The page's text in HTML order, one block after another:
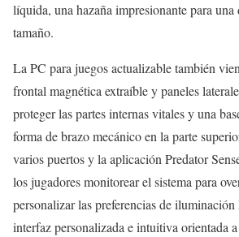
líquida, una hazaña impresionante para una
tamaño.
La PC para juegos actualizable también
frontal magnética extraíble y paneles
proteger las partes internas vitales y una
forma de brazo mecánico en la parte
varios puertos y la aplicación Predator
los jugadores monitorear el sistema para
personalizar las preferencias de
interfaz personalizada e intuitiva orientada